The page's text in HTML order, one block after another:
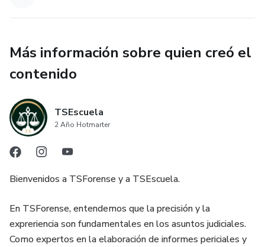
Más información sobre quien creó el
contenido
TSEscuela
2 Año Hotmarter
Bienvenidos a TSForense y a TSEscuela.
En TSForense, entendemos que la precisión y la
expreriencia son fundamentales en los asuntos judiciales.
Como expertos en la elaboración de informes periciales y